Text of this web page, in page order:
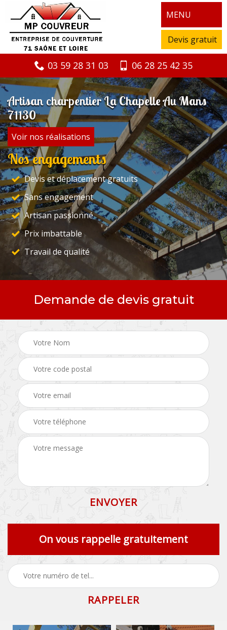
MENU
Devis gratuit
03 59 28 31 03 06 28 25 42 35
Artisan charpentier La Chapelle Au Mans
71130
Voir nos réalisations
Nos engagements
Devis et déplacement gratuits
Sans engagement
Artisan passionné
Prix imbattable
Travail de qualité
Demande de devis gratuit
On vous rappelle gratuitement